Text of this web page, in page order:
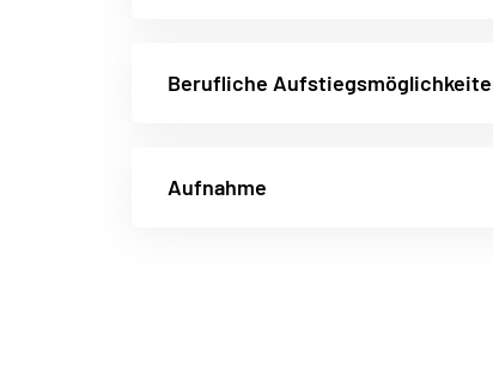
Berufliche
Aufnahme